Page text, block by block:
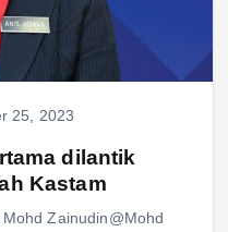
25, 2023
dilantik
Kastam
Zainudin@Mohd